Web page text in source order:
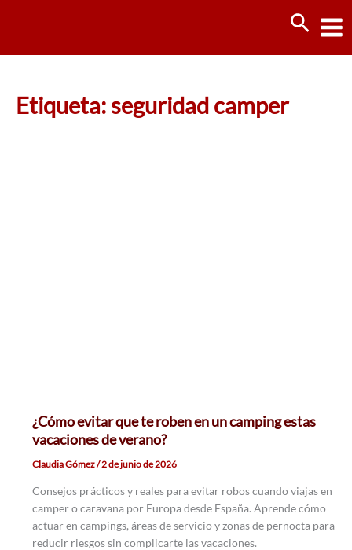
Etiqueta: seguridad camper
¿Cómo evitar que te roben en un camping estas
vacaciones de verano?
Claudia Gómez/2 de junio de 2026
Consejos prácticos y reales para evitar robos cuando viajas en
camper o caravana por Europa desde España. Aprende cómo
actuar en campings, áreas de servicio y zonas de pernocta para
reducir riesgos sin complicarte las vacaciones.